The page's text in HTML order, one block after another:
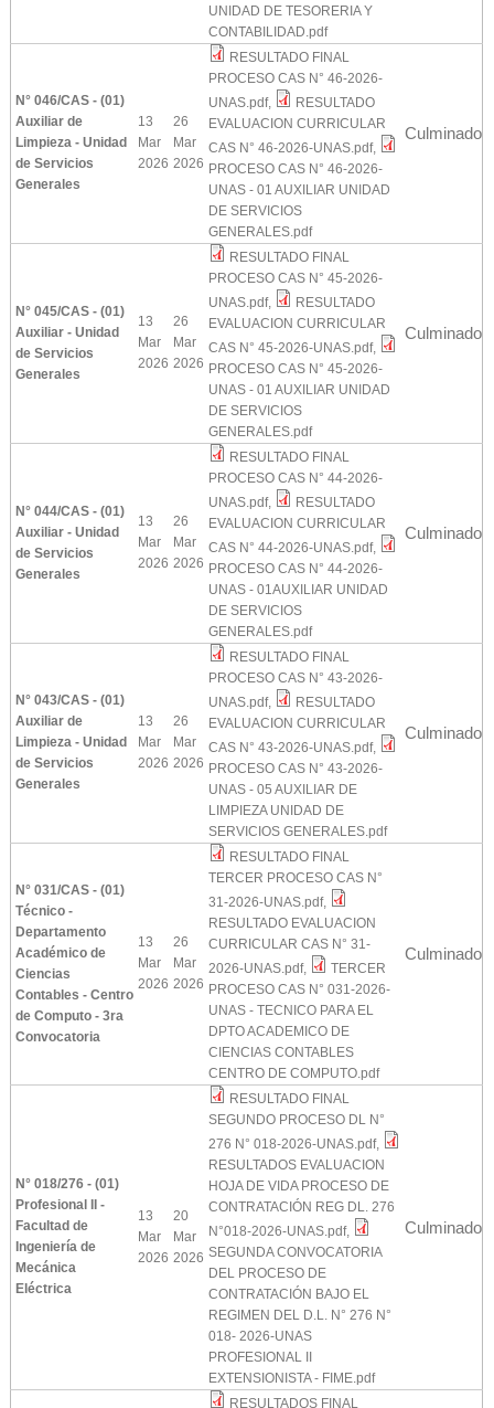
UNIDAD DE TESORERIA Y
CONTABILIDAD.pdf
N° 046/CAS - (01)
Auxiliar de
Limpieza - Unidad
de Servicios
Generales
13
Mar
2026
26
Mar
2026
RESULTADO FINAL
PROCESO CAS N° 46-2026-
UNAS.pdf,
RESULTADO
EVALUACION CURRICULAR
CAS N° 46-2026-UNAS.pdf,
PROCESO CAS N° 46-2026-
UNAS - 01 AUXILIAR UNIDAD
DE SERVICIOS
GENERALES.pdf
Culminado
N° 045/CAS - (01)
Auxiliar - Unidad
de Servicios
Generales
13
Mar
2026
26
Mar
2026
RESULTADO FINAL
PROCESO CAS N° 45-2026-
UNAS.pdf,
RESULTADO
EVALUACION CURRICULAR
CAS N° 45-2026-UNAS.pdf,
PROCESO CAS N° 45-2026-
UNAS - 01 AUXILIAR UNIDAD
DE SERVICIOS
GENERALES.pdf
Culminado
N° 044/CAS - (01)
Auxiliar - Unidad
de Servicios
Generales
13
Mar
2026
26
Mar
2026
RESULTADO FINAL
PROCESO CAS N° 44-2026-
UNAS.pdf,
RESULTADO
EVALUACION CURRICULAR
CAS N° 44-2026-UNAS.pdf,
PROCESO CAS N° 44-2026-
UNAS - 01AUXILIAR UNIDAD
DE SERVICIOS
GENERALES.pdf
Culminado
N° 043/CAS - (01)
Auxiliar de
Limpieza - Unidad
de Servicios
Generales
13
Mar
2026
26
Mar
2026
RESULTADO FINAL
PROCESO CAS N° 43-2026-
UNAS.pdf,
RESULTADO
EVALUACION CURRICULAR
CAS N° 43-2026-UNAS.pdf,
PROCESO CAS N° 43-2026-
UNAS - 05 AUXILIAR DE
LIMPIEZA UNIDAD DE
SERVICIOS GENERALES.pdf
Culminado
N° 031/CAS - (01)
Técnico -
Departamento
Académico de
Ciencias
Contables - Centro
de Computo - 3ra
Convocatoria
13
Mar
2026
26
Mar
2026
RESULTADO FINAL
TERCER PROCESO CAS N°
31-2026-UNAS.pdf,
RESULTADO EVALUACION
CURRICULAR CAS N° 31-
2026-UNAS.pdf,
TERCER
PROCESO CAS N° 031-2026-
UNAS - TECNICO PARA EL
DPTO ACADEMICO DE
CIENCIAS CONTABLES
CENTRO DE COMPUTO.pdf
Culminado
N° 018/276 - (01)
Profesional II -
Facultad de
Ingeniería de
Mecánica
Eléctrica
13
Mar
2026
20
Mar
2026
RESULTADO FINAL
SEGUNDO PROCESO DL N°
276 N° 018-2026-UNAS.pdf,
RESULTADOS EVALUACION
HOJA DE VIDA PROCESO DE
CONTRATACIÓN REG DL. 276
N°018-2026-UNAS.pdf,
SEGUNDA CONVOCATORIA
DEL PROCESO DE
CONTRATACIÓN BAJO EL
REGIMEN DEL D.L. N° 276 N°
018- 2026-UNAS
PROFESIONAL II
EXTENSIONISTA - FIME.pdf
Culminado
RESULTADOS FINAL